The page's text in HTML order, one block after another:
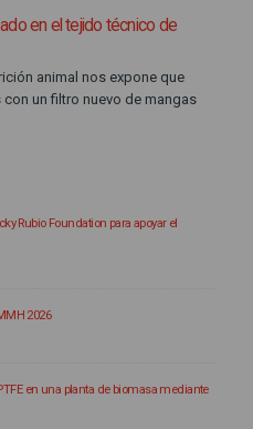
en el tejido técnico de
animal nos expone que
un filtro nuevo de mangas
Rubio Foundation para apoyar el
2026
en una planta de biomasa mediante